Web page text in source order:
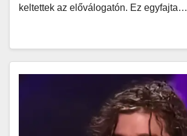
keltettek az előválogatón. Ez egyfajta…